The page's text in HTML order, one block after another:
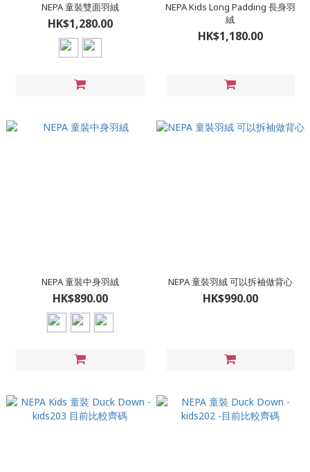
NEPA 童裝雙面羽絨
HK$1,280.00
NEPA Kids Long Padding 長身羽
絨
HK$1,180.00
NEPA 童裝中身羽絨
HK$890.00
NEPA 童裝羽絨 可以拆袖做背心
HK$990.00